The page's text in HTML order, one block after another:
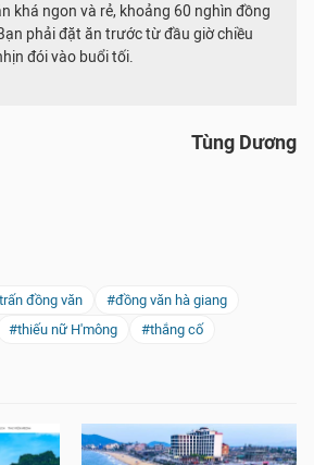
khá ngon và rẻ, khoảng 60 nghìn đồng
phải đặt ăn trước từ đầu giờ chiều
đói vào buổi tối.
Tùng Dương
đồng văn
#đồng văn hà giang
#thiếu nữ H'mông #thắng cố